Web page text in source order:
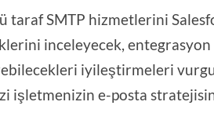
taraf SMTP hizmetlerini
inceleyecek,
iyileştirmeleri
işletmenizin e-posta